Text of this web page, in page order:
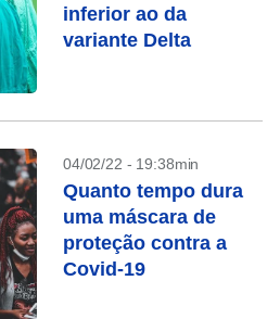
inferior ao da
variante Delta
04/02/22 - 19:38min
Quanto tempo dura
uma máscara de
proteção contra a
Covid-19